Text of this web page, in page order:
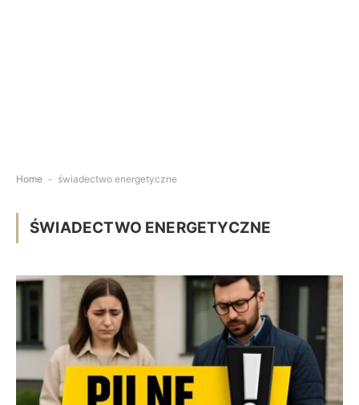
Home - świadectwo energetyczne
ŚWIADECTWO ENERGETYCZNE